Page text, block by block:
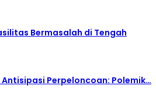
Bermasalah di Tengah
Perpeloncoan: Polemik…